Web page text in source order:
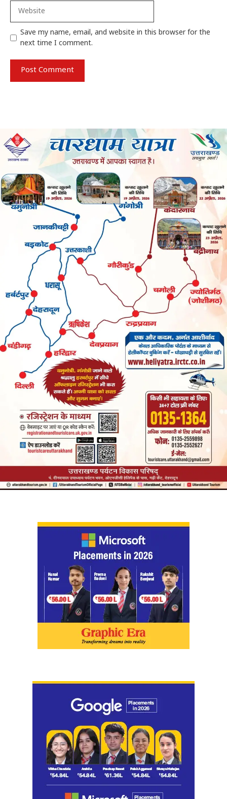
Save my name, email, and website in this browser for the
next time I comment.